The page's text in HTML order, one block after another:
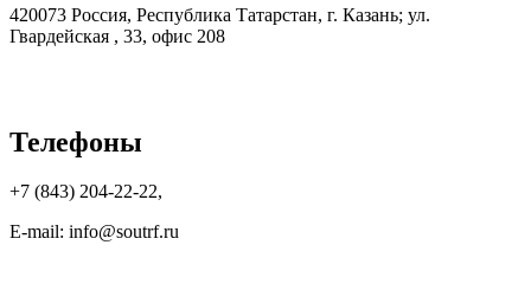
420073 Россия, Республика Татарстан, г. Казань; ул.
Гвардейская , 33, офис 208
Телефоны
+7 (843) 204-22-22,
E-mail: info@soutrf.ru